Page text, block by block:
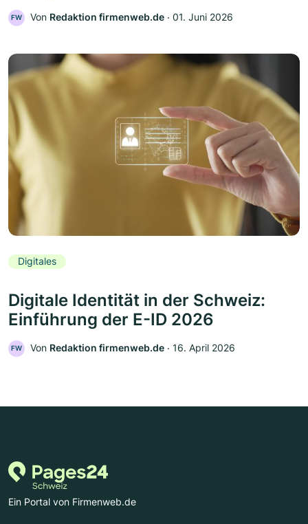
FW Von Redaktion firmenweb.de ‧ 01. Juni 2026
Digitales
Digitale Identität in der Schweiz:
Einführung der E-ID 2026
FW Von Redaktion firmenweb.de ‧ 16. April 2026
Ein Portal von Firmenweb.de